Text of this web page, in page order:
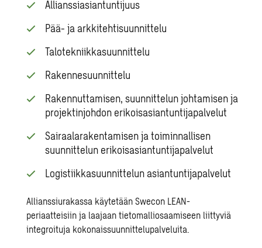
Allianssiasiantuntijuus
Pää- ja arkkitehtisuunnittelu
Talotekniikkasuunnittelu
Rakennesuunnittelu
Rakennuttamisen, suunnittelun johtamisen ja
projektinjohdon erikoisasiantuntijapalvelut
Sairaalarakentamisen ja toiminnallisen
suunnittelun erikoisasiantuntijapalvelut
Logistiikkasuunnittelun asiantuntijapalvelut
Allianssiurakassa käytetään Swecon LEAN-
periaatteisiin ja laajaan tietomalliosaamiseen liittyviä
integroituja kokonaissuunnittelupalveluita.